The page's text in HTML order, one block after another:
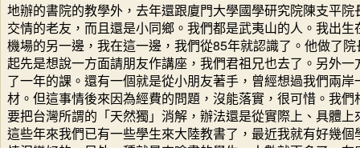
地辦的書院的教學外，去年還跟廈門大學國學研究院陳支平
交情的老友，而且還是小同鄉。我們都是武夷山的人。我出
機場的另一邊，我在這一邊，我們從85年就認識了。他做了
起先是想說一方面請朋友作講座，我們君祖兄也去了。另外
了一年的課。還有一個就是從小朋友著手，曾經想過我們兩
材。但這事情後來因為經費的問題，沒能落實，很可惜。我
要把台灣所謂的「天然獨」消解，辦法還是從實際上、具體
這些年來我們已有一些學生來大陸教書了，最近我就有好幾